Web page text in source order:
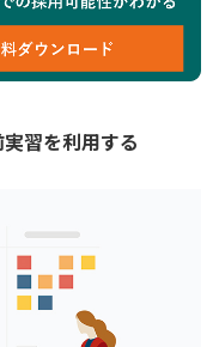
習を利用する